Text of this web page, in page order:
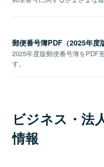
郵便番号簿PDF（2025年度
2025年度版郵便番号簿をPDF
す。
ビジネス・法
情報